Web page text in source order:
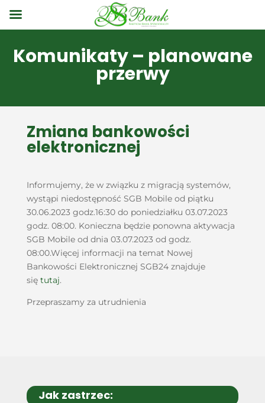
Komunikaty – planowane
przerwy
Zmiana bankowości
elektronicznej
Informujemy, że w związku z migracją systemów,
wystąpi niedostępność SGB Mobile od piątku
30.06.2023 godz.16:30 do poniedziałku 03.07.2023
godz. 08:00. Konieczna będzie ponowna aktywacja
SGB Mobile od dnia 03.07.2023 od godz.
08:00.Więcej informacji na temat Nowej
Bankowości Elektronicznej SGB24 znajduje
się tutaj.
Przepraszamy za utrudnienia
Jak zastrzec: